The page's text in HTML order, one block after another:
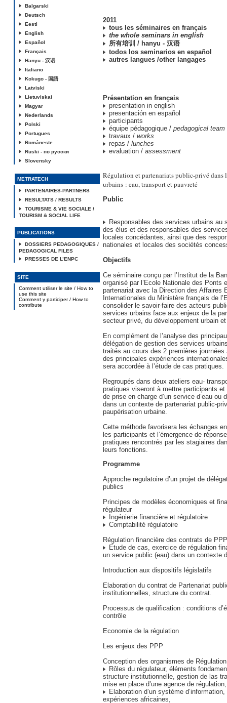
Balgarski
Deutsch
Eesti
English
Español
Français
Hanyu - 汉语
Italiano
Kokugo - 国語
Latviski
Lietuviskai
Magyar
Nederlands
Polski
Portugues
Româneste
Ruski - по русски
Slovensky
METRATECH
PARTENAIRES-PARTNERS
RESULTATS / RESULTS
TOURISME & VIE SOCIALE /
TOURISM & SOCIAL LIFE
PUBLICATIONS
DOSSIERS PEDAGOGIQUES /
PEDAGOGICAL FILES
PRESSES DE L’ENPC
SITE
Comment utiliser le site / How to
use this site
Comment y participer / How to
contribute
2011
tous les séminaires en français
the whole seminars in english
所有培训 / hanyu - 汉语
todos los seminarios en español
autres langues /other langages
Présentation en français
presentation in english
presentación en español
participants
équipe pédagogique / pedagogical team
travaux / works
repas / lunches
evaluation / assessment
Régulation et partenariats public-privé dans
urbains : eau, transport et pauvreté
Public
Responsables des services urbains au
des élus et des responsables des
locales concédantes, ainsi que des
nationales et locales des sociétés
Objectifs
Ce séminaire conçu par l’Institut de la
organisé par l’Ecole Nationale des Ponts
partenariat avec la Direction des Affaires
Internationales du Ministère français de
consolider le savoir-faire des acteurs
services urbains face aux enjeux de la
secteur privé, du développement urbain
En complément de l’analyse des
délégation de gestion des services
traités au cours des 2 premières journées
des principales expériences
sera accordée à l’étude de cas pratiques.
Regroupés dans deux ateliers eau-
pratiques viseront à mettre participants
de prise en charge d’un service d’eau ou
dans un contexte de partenariat public-
paupérisation urbaine.
Cette méthode favorisera les échanges
les participants et l’émergence de
pratiques rencontrés par les stagiaires
leurs fonctions.
Programme
Approche regulatoire d’un projet de
publics
Principes de modèles économiques et
régulateur
Ingénierie financière et régulatoire
Comptabilité régulatoire
Régulation financière des contrats de PPP
Etude de cas, exercice de régulation
un service public (eau) dans un contexte
Introduction aux dispositifs législatifs
Elaboration du contrat de Partenariat
institutionnelles, structure du contrat.
Processus de qualification : conditions
contrôle
Economie de la régulation
Les enjeux des PPP
Conception des organismes de
Rôles du régulateur, éléments
structure institutionnelle, gestion de las
mise en place d’une agence de régulation,
Elaboration d’un système
expériences africaines,